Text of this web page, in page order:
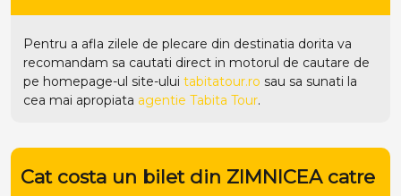
Pentru a afla zilele de plecare din destinatia dorita va
recomandam sa cautati direct in motorul de cautare de
pe homepage-ul site-ului tabitatour.ro sau sa sunati la
cea mai apropiata agentie Tabita Tour.
Cat costa un bilet din ZIMNICEA catre